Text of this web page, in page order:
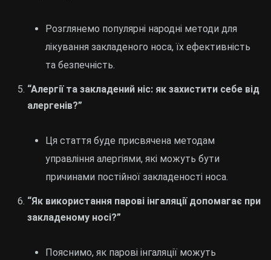
Розглянемо популярні народні методи для
лікування закладеного носа, їх ефективність
та безпечність.
“Алергії та закладений ніс: як захистити себе від
алергенів?”
Ця стаття буде присвячена методам
управління алергіями, які можуть бути
причинами постійної закладеності носа.
“Як використання парові інгаляції допомагає при
закладеному носі?”
Пояснимо, як парові інгаляції можуть